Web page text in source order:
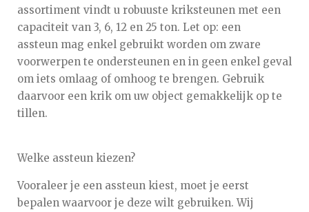
assortiment vindt u robuuste kriksteunen met een
capaciteit van 3, 6, 12 en 25 ton. Let op: een
assteun mag enkel gebruikt worden om zware
voorwerpen te ondersteunen en in geen enkel geval
om iets omlaag of omhoog te brengen. Gebruik
daarvoor een krik om uw object gemakkelijk op te
tillen.
Welke assteun kiezen?
Vooraleer je een assteun kiest, moet je eerst
bepalen waarvoor je deze wilt gebruiken. Wij